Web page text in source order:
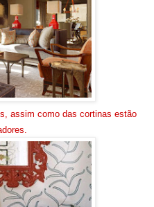
assim como das cortinas estão